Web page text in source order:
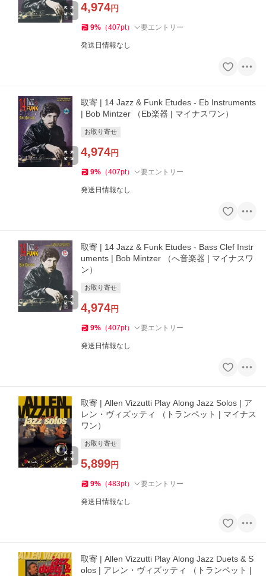
4,974円
9% （407pt） 要エントリー
発送日情報なし
取寄 | 14 Jazz & Funk Etudes - Eb Instruments
| Bob Mintzer （Eb楽器 | マイナスワン）
お取り寄せ
4,974円
9% （407pt） 要エントリー
発送日情報なし
取寄 | 14 Jazz & Funk Etudes - Bass Clef Instr
uments | Bob Mintzer （へ音楽器 | マイナスワ
ン）
お取り寄せ
4,974円
9% （407pt） 要エントリー
発送日情報なし
取寄 | Allen Vizzutti Play Along Jazz Solos | ア
レン・ヴィズッティ （トランペット | マイナス
ワン）
お取り寄せ
5,899円
9% （483pt） 要エントリー
発送日情報なし
取寄 | Allen Vizzutti Play Along Jazz Duets & S
olos | アレン・ヴィズッティ （トランペット |